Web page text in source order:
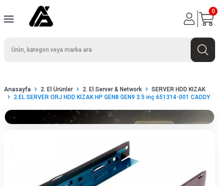
0
Anasayfa 2. El Ürünler 2. El Server & Network
SERVER HDD KIZAK
2.EL SERVER ORJ HDD KIZAK HP GEN8 GEN9 3.5 inç 651314-001 CADDY